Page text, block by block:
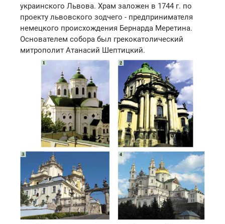
украинского Львова. Храм заложен в 1744 г. по
проекту львовского зодчего - предпринимателя
немецкого происхождения Бернарда Меретина.
Основателем собора был грекокатолический
митрополит Атанасий Шептицкий.